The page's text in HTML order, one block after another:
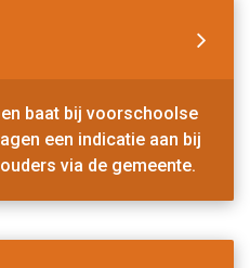
baat bij voorschoolse
een indicatie aan bij
via de gemeente.